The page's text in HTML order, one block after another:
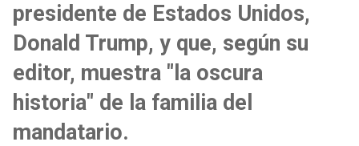
presidente de Estados Unidos,
Donald Trump, y que, según su
editor, muestra "la oscura
historia" de la familia del
mandatario.